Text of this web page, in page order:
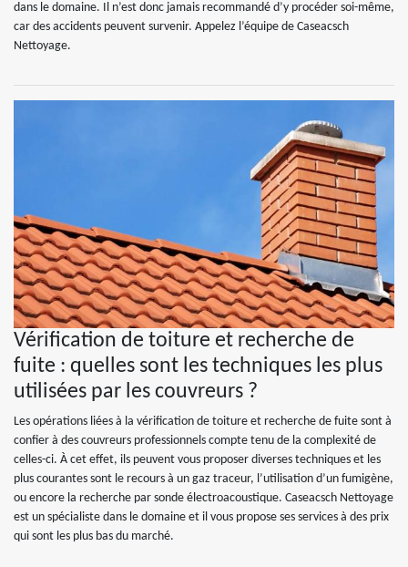
dans le domaine. Il n’est donc jamais recommandé d’y procéder soi-même,
car des accidents peuvent survenir. Appelez l’équipe de Caseacsch
Nettoyage.
Vérification de toiture et recherche de
fuite : quelles sont les techniques les plus
utilisées par les couvreurs ?
Les opérations liées à la vérification de toiture et recherche de fuite sont à
confier à des couvreurs professionnels compte tenu de la complexité de
celles-ci. À cet effet, ils peuvent vous proposer diverses techniques et les
plus courantes sont le recours à un gaz traceur, l’utilisation d’un fumigène,
ou encore la recherche par sonde électroacoustique. Caseacsch Nettoyage
est un spécialiste dans le domaine et il vous propose ses services à des prix
qui sont les plus bas du marché.